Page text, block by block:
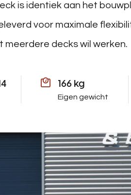
is identiek aan het
voor maximale
decks wil werken.
166 kg
Eigen gewicht